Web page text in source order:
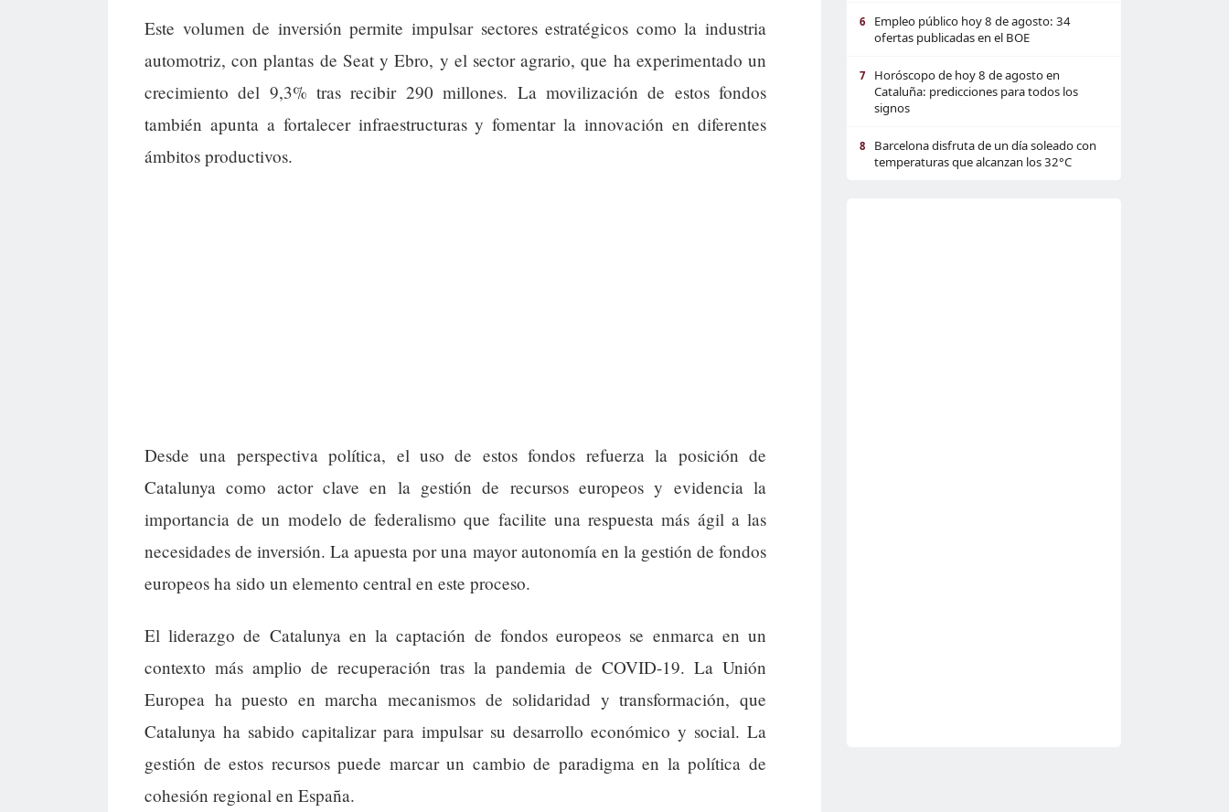
Este volumen de inversión permite impulsar sectores estratégicos como la industria
automotriz, con plantas de Seat y Ebro, y el sector agrario, que ha experimentado un
crecimiento del 9,3% tras recibir 290 millones. La movilización de estos fondos
también apunta a fortalecer infraestructuras y fomentar la innovación en diferentes
ámbitos productivos.
Desde una perspectiva política, el uso de estos fondos refuerza la posición de
Catalunya como actor clave en la gestión de recursos europeos y evidencia la
importancia de un modelo de federalismo que facilite una respuesta más ágil a las
necesidades de inversión. La apuesta por una mayor autonomía en la gestión de fondos
europeos ha sido un elemento central en este proceso.
El liderazgo de Catalunya en la captación de fondos europeos se enmarca en un
contexto más amplio de recuperación tras la pandemia de COVID-19. La Unión
Europea ha puesto en marcha mecanismos de solidaridad y transformación, que
Catalunya ha sabido capitalizar para impulsar su desarrollo económico y social. La
gestión de estos recursos puede marcar un cambio de paradigma en la política de
cohesión regional en España.
6
Empleo público hoy 8 de agosto: 34
ofertas publicadas en el BOE
7
Horóscopo de hoy 8 de agosto en
Cataluña: predicciones para todos los
signos
8
Barcelona disfruta de un día soleado con
temperaturas que alcanzan los 32°C